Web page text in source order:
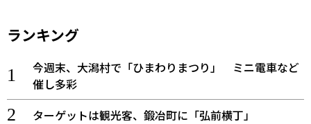
ランキング
今週末、大潟村で「ひまわりまつり」 ミニ電車など
催し多彩
ターゲットは観光客、鍛冶町に「弘前横丁」